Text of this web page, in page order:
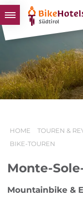
BIKEHOTELS
HOTELS &
TOUREN &
SÜDTIROL
HOME TOUREN &
BIKE-TOUREN
Monte-
Mountainbike &